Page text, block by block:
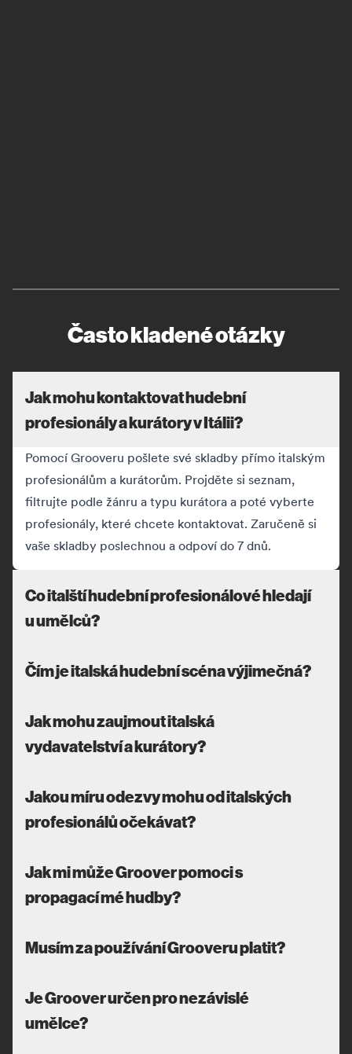
Často kladené otázky
Jak mohu kontaktovat hudební
profesionály a kurátory v Itálii?
Pomocí Grooveru pošlete své skladby přímo italským
profesionálům a kurátorům. Projděte si seznam,
filtrujte podle žánru a typu kurátora a poté vyberte
profesionály, které chcete kontaktovat. Zaručeně si
vaše skladby poslechnou a odpoví do 7 dnů.
Co italští hudební profesionálové hledají
u umělců?
Čím je italská hudební scéna výjimečná?
Jak mohu zaujmout italská
vydavatelství a kurátory?
Jakou míru odezvy mohu od italských
profesionálů očekávat?
Jak mi může Groover pomoci s
propagací mé hudby?
Musím za používání Grooveru platit?
Je Groover určen pro nezávislé
umělce?